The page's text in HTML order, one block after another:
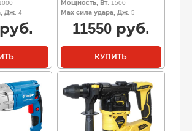
Дж: 4
Мощность, Вт: 1500
Мах сила удара, Дж: 5
11550руб.
КУПИТЬ